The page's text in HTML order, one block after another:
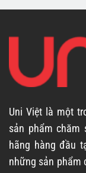
Uni Việt là một
sản phẩm chăm
hãng hàng đầu
những sản phẩm